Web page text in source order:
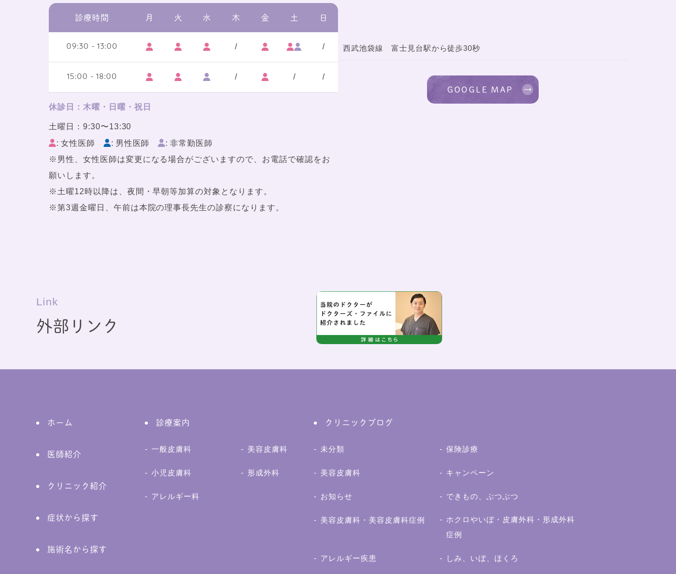
診療時間 月 火 水 木 金 土 日
09:30 - 13:00 / /
15:00 - 18:00 / / /
休診日：木曜・日曜・祝日
土曜日：9:30〜13:30
: 女性医師
: 男性医師
: 非常勤医師
※男性、女性医師は変更になる場合がございますので、お電話で確認をお
願いします。
※土曜12時以降は、夜間・早朝等加算の対象となります。
※第3週金曜日、午前は本院の理事長先生の診察になります。
西武池袋線 富士見台駅から徒歩30秒
GOOGLE MAP
Link
外部リンク
ホーム
医師紹介
クリニック紹介
症状から探す
施術名から探す
診療案内
一般皮膚科 美容皮膚科
小児皮膚科 形成外科
アレルギー科
クリニックブログ
未分類 保険診療
美容皮膚科 キャンペーン
お知らせ できもの、ぶつぶつ
美容皮膚科・美容皮膚科症例
ホクロやいぼ・皮膚外科・形成外科
症例
アレルギー疾患 しみ、いぼ、ほくろ